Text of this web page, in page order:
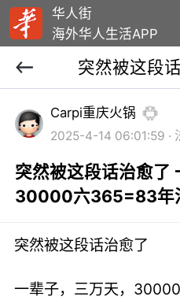
华人街
海外华人生活APP
Carpi重庆火锅
2025-4-14 06:01:59 ·
突然被这段话治愈了
30000六365=83年
突然被这段话治愈了
一辈子，三万天，